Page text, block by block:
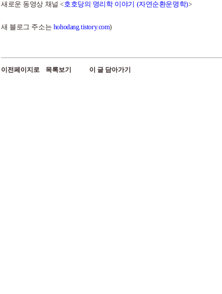
새로운 동영상 채널 <호호당의 명리학 이야기 (자연순환운명학)>
새 블로그 주소는 hohodang.tistory.com)
이전페이지로 목록보기 이 글 담아가기